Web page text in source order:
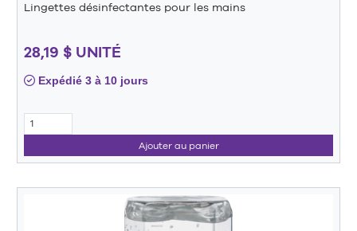
Lingettes désinfectantes pour les mains
28,19 $ UNITÉ
Expédié 3 à 10 jours
Ajouter au panier